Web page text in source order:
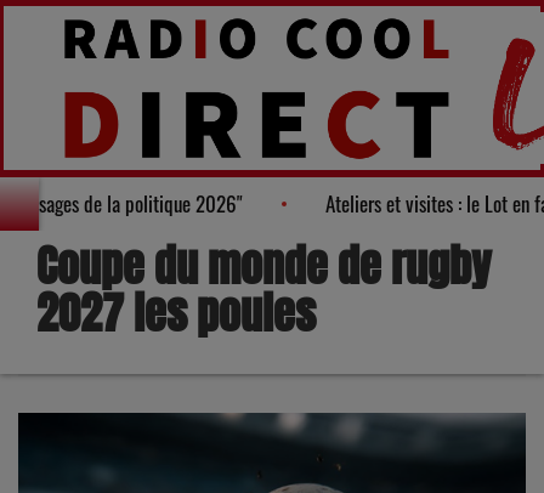
des "100 nouveaux visages de la politique 2026" Ateliers
Coupe du monde de rugby
2027 les poules